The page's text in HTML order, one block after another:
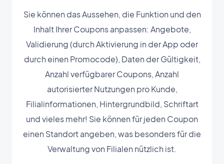
Sie können das Aussehen, die Funktion und den
Inhalt Ihrer Coupons anpassen: Angebote,
Validierung (durch Aktivierung in der App oder
durch einen Promocode), Daten der Gültigkeit,
Anzahl verfügbarer Coupons, Anzahl
autorisierter Nutzungen pro Kunde,
Filialinformationen, Hintergrundbild, Schriftart
und vieles mehr! Sie können für jeden Coupon
einen Standort angeben, was besonders für die
Verwaltung von Filialen nützlich ist.